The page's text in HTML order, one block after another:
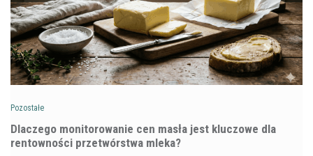
Pozostałe
Dlaczego monitorowanie cen masła jest kluczowe dla
rentowności przetwórstwa mleka?